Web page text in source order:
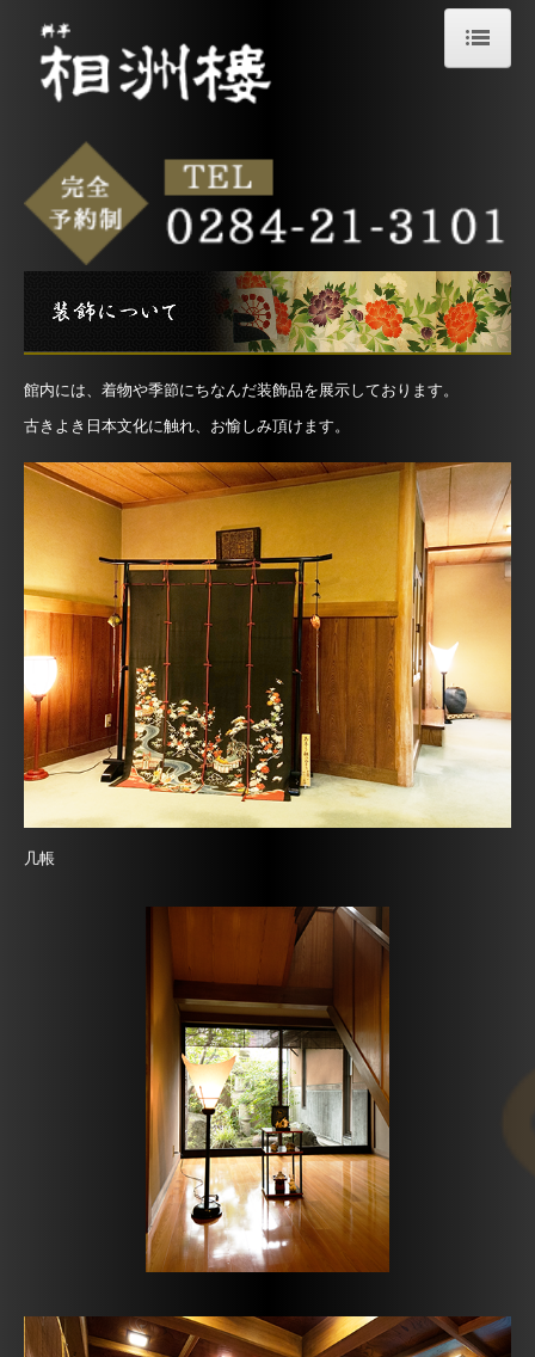
料亭とは
初めての方へ
お料理
仕込み
相洲楼について
店舗のご案内
お部屋のご紹介
装飾について
よく頂くご質問
一期一会を大切に
ご予約・お問い合わせ
館内には、着物や季節にちなんだ装飾品を展示しております。
古きよき日本文化に触れ、お愉しみ頂けます。
几帳